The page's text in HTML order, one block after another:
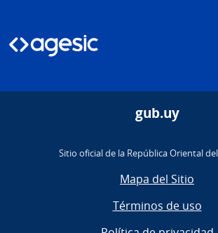
gub.uy
Sitio oficial de la República Oriental
Mapa del Sitio
Términos de uso